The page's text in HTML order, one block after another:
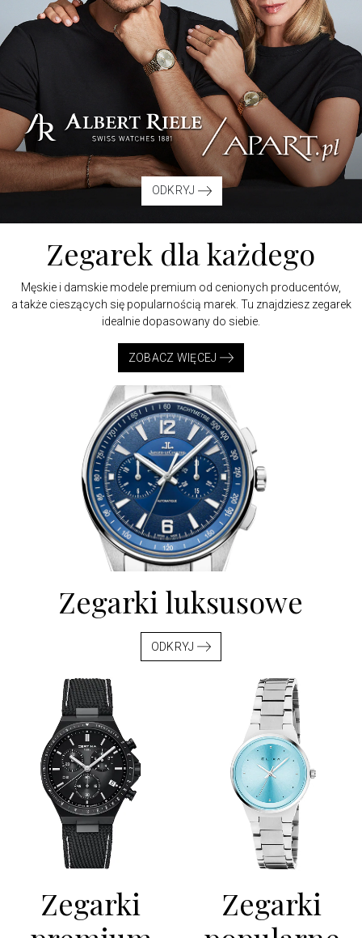
ODKRYJ
Zegarek dla każdego
Męskie i damskie modele premium od cenionych producentów,
a także cieszących się popularnością marek. Tu znajdziesz zegarek
idealnie dopasowany do siebie.
ZOBACZ WIĘCEJ
Zegarki luksusowe
ODKRYJ
Zegarki
Zegarki